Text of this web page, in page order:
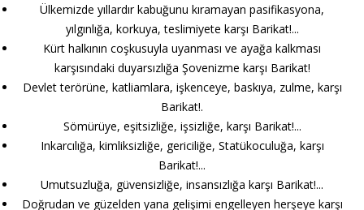
Ülkemizde yıllardır kabuğunu kıramayan pasifikasyona,
yılgınlığa, korkuya, teslimiyete karşı Barikat!...
Kürt halkının coşkusuyla uyanması ve ayağa kalkması
karşısındaki duyarsızlığa Şovenizme karşı Barikat!
Devlet terörüne, katliamlara, işkenceye, baskıya, zulme, karşı
Barikat!.
Sömürüye, eşitsizliğe, işsizliğe, karşı Barikat!...
Inkarcılığa, kimliksizliğe, gericiliğe, Statükoculuğa, karşı
Barikat!...
Umutsuzluğa, güvensizliğe, insansızlığa karşı Barikat!...
Doğrudan ve güzelden yana gelişimi engelleyen herşeye karşı